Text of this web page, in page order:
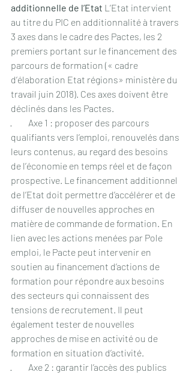
additionnelle de l’Etat L’Etat intervient
au titre du PIC en additionnalité à travers
3 axes dans le cadre des Pactes, les 2
premiers portant sur le financement des
parcours de formation (« cadre
d’élaboration Etat régions» ministère du
travail juin 2018). Ces axes doivent être
déclinés dans les Pactes.
·         Axe 1 : proposer des parcours
qualifiants vers l’emploi, renouvelés dans
leurs contenus, au regard des besoins
de l’économie en temps réel et de façon
prospective. Le financement additionnel
de l’Etat doit permettre d’accélérer et de
diffuser de nouvelles approches en
matière de commande de formation. En
lien avec les actions menées par Pole
emploi, le Pacte peut intervenir en
soutien au financement d’actions de
formation pour répondre aux besoins
des secteurs qui connaissent des
tensions de recrutement. Il peut
également tester de nouvelles
approches de mise en activité ou de
formation en situation d’activité.
·         Axe 2 : garantir l’accès des publics